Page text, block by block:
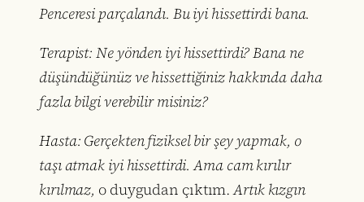
Penceresi parçalandı. Bu iyi hissettirdi bana.
Terapist: Ne yönden iyi hissettirdi? Bana ne
düşündüğünüz ve hissettiğiniz hakkında daha
fazla bilgi verebilir misiniz?
Hasta: Gerçekten fiziksel bir şey yapmak, o
taşı atmak iyi hissettirdi. Ama cam kırılır
kırılmaz, o duygudan çıktım.Artık kızgın